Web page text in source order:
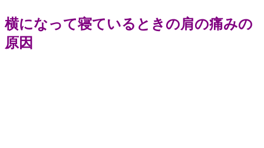
横になって寝ているときの肩の痛みの
原因